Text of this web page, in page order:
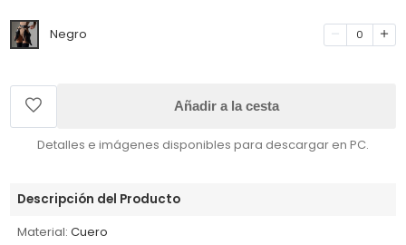
Negro 0
Añadir a la cesta
Detalles e imágenes disponibles para descargar en PC.
Descripción del Producto
Material: Cuero